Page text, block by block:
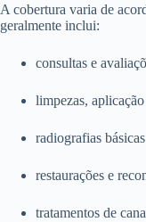
A cobertura varia de
geralmente inclui:
consultas e
limpezas,
radiografias básicas
restaurações e
tratamentos de